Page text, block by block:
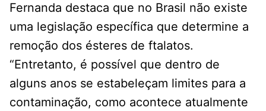
Fernanda destaca que no Brasil não existe
uma legislação específica que determine a
remoção dos ésteres de ftalatos.
“Entretanto, é possível que dentro de
alguns anos se estabeleçam limites para a
contaminação, como acontece atualmente